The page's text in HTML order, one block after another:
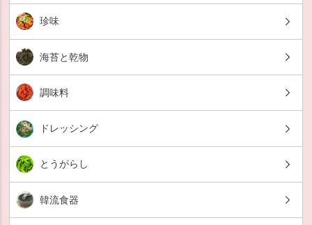
珍味
海苔と乾物
調味料
ドレッシング
とうがらし
韓流食器